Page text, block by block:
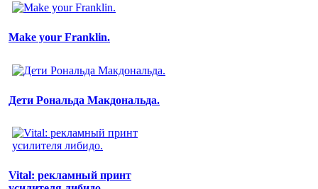
Make your Franklin.
Дети Рональда Макдональда.
Vital: рекламный принт